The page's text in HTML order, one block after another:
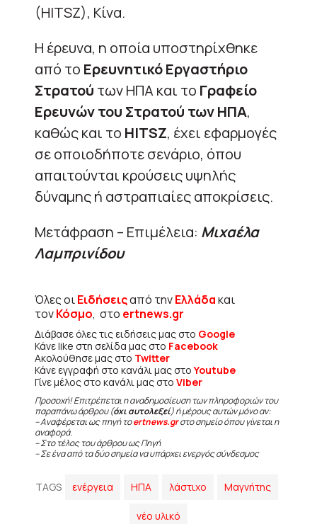
(HITSZ), Κίνα.
Η έρευνα, η οποία υποστηρίχθηκε
από το Ερευνητικό Εργαστήριο
Στρατού των ΗΠΑ και το Γραφείο
Ερευνών του Στρατού των ΗΠΑ,
καθώς και το HITSZ, έχει εφαρμογές
σε οποιοδήποτε σενάριο, όπου
απαιτούνται κρούσεις υψηλής
δύναμης ή αστραπιαίες αποκρίσεις.
Μετάφραση – Επιμέλεια: Μιχαέλα
Λαμπρινίδου
Όλες οιΕιδήσειςαπό τηνΕλλάδακαι
τονΚόσμο, στο ertnews.gr
Διάβασε όλες τις ειδήσεις μας στο Google
Κάνε like στη σελίδα μας στο Facebook
Ακολούθησε μας στο Twitter
Κάνε εγγραφή στο κανάλι μας στοYoutube
Γίνε μέλος στο κανάλι μας στο Viber
Προσοχή! Επιτρέπεται η αναδημοσίευση των πληροφοριών του
παραπάνω άρθρου (όχι αυτολεξεί) ή μέρους αυτών μόνο αν:
– Αναφέρεται ως πηγή τοertnews.grστο σημείο όπου γίνεται η
αναφορά.
– Στο τέλος του άρθρου ως Πηγή
– Σε ένα από τα δύο σημεία να υπάρχει ενεργός σύνδεσμος
TAGS ενέργεια ΗΠΑ λάστιχο Μαγνήτης
νέο υλικό